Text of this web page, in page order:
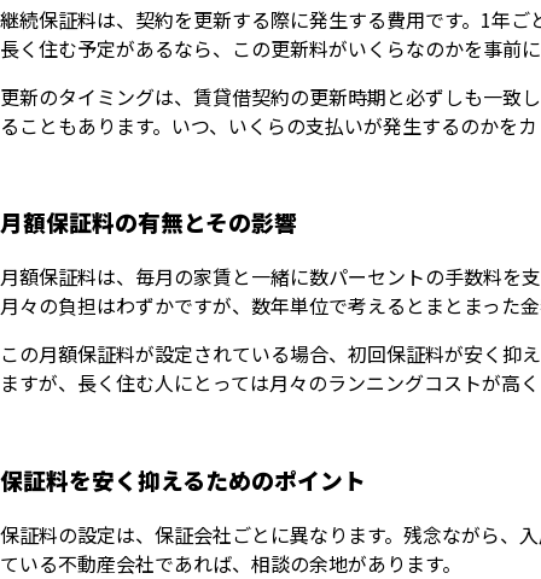
継続保証料は、契約を更新する際に発生する費用です。1年
長く住む予定があるなら、この更新料がいくらなのかを事前
更新のタイミングは、賃貸借契約の更新時期と必ずしも一致
ることもあります。いつ、いくらの支払いが発生するのかを
月額保証料の有無とその影響
月額保証料は、毎月の家賃と一緒に数パーセントの手数料を
月々の負担はわずかですが、数年単位で考えるとまとまった
この月額保証料が設定されている場合、初回保証料が安く抑
ますが、長く住む人にとっては月々のランニングコストが高
保証料を安く抑えるためのポイント
保証料の設定は、保証会社ごとに異なります。残念ながら、
ている不動産会社であれば、相談の余地があります。